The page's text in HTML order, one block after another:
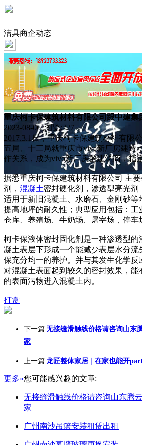
洁具商企动态
重庆柯卡保建筑材料有限公司跟中建集
2023-08-06 浏览:227
2017.3.1日，重庆柯卡保建筑材料有限
五局、十三局就重庆市vivo新厂房建造
作关系，成为vivo新厂房的建筑商，指
据悉重庆柯卡保建筑材料有限公司 主
剂， 混凝土密封硬化剂，渗透型亮光剂
适用于新旧混凝土、水磨石、金刚砂等
提高地坪的耐久性；典型应用包括：工
仓库、养殖场、牛奶场、屠宰场，停车
柯卡保液体密封固化剂是一种渗透型的
凝土表层下形成一个能减少表层水分流
保充分均一的养护。并与其发生化学反
对混凝土表面起到较久的密封效果，能
的表面污物进入混凝土内。
打赏
下一篇:无接缝滑触线价格请咨询山东
家
上一篇:龙匠整体家居｜在家也能开
更多»您可能感兴趣的文章:
无接缝滑触线价格请咨询山东腾
家
广州南沙吊篮安装租赁出租